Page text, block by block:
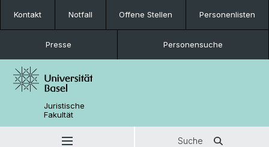
Kontakt Notfall Offene Stellen Personenlisten
Presse Personensuche
Juristische
Fakultät
Suche